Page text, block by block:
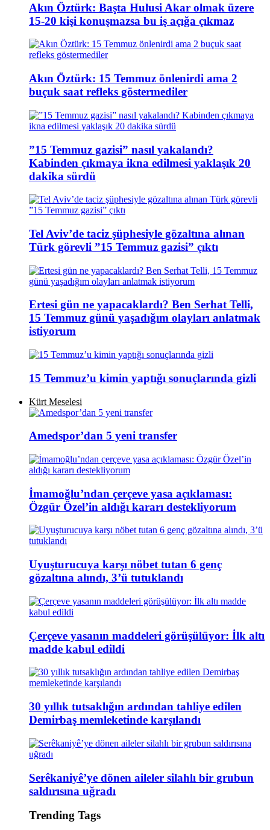
Akın Öztürk: Başta Hulusi Akar olmak üzere
15-20 kişi konuşmazsa bu iş açığa çıkmaz
Akın Öztürk: 15 Temmuz önlenirdi ama 2
buçuk saat refleks göstermediler
”15 Temmuz gazisi” nasıl yakalandı?
Kabinden çıkmaya ikna edilmesi yaklaşık 20
dakika sürdü
Tel Aviv’de taciz şüphesiyle gözaltına alınan
Türk görevli ”15 Temmuz gazisi” çıktı
Ertesi gün ne yapacaklardı? Ben Serhat Telli,
15 Temmuz günü yaşadığım olayları anlatmak
istiyorum
15 Temmuz’u kimin yaptığı sonuçlarında gizli
Kürt Meselesi
Amedspor’dan 5 yeni transfer
İmamoğlu’ndan çerçeve yasa açıklaması:
Özgür Özel’in aldığı kararı destekliyorum
Uyuşturucuya karşı nöbet tutan 6 genç
gözaltına alındı, 3’ü tutuklandı
Çerçeve yasanın maddeleri görüşülüyor: İlk altı
madde kabul edildi
30 yıllık tutsaklığın ardından tahliye edilen
Demirbaş memleketinde karşılandı
Serêkaniyê’ye dönen aileler silahlı bir grubun
saldırısına uğradı
Trending Tags